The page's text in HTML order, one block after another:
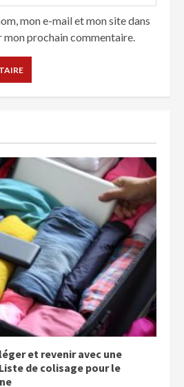
mon e-mail et mon site dans
mon prochain commentaire.
et revenir avec une
de colisage pour le